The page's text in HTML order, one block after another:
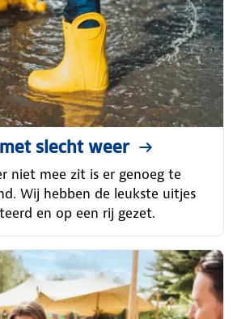
slecht weer
niet mee zit is er genoeg te
Wij hebben de leukste uitjes
en op een rij gezet.